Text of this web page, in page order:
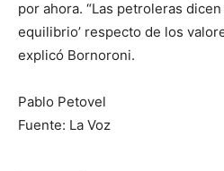
por ahora. “Las petroleras
equilibrio’ respecto de los
explicó Bornoroni.
Pablo Petovel
Fuente: La Voz